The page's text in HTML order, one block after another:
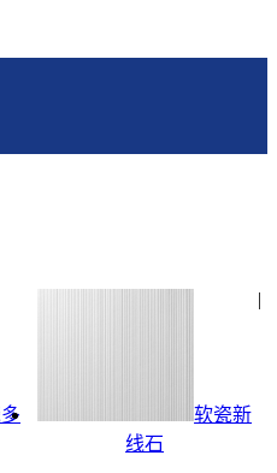
软瓷新
线石
|